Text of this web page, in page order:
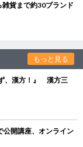
貨まで約30ブランド
もっと見る
、漢方！』 漢方三
開講座、オンライン